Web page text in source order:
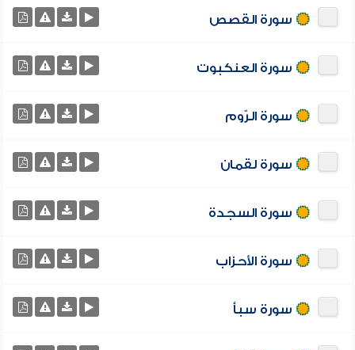
سورة القصص
سورة العنكبوت
سورة الرّوم
سورة لقمان
سورة السجدة
سورة الأحزاب
سورة سبأ